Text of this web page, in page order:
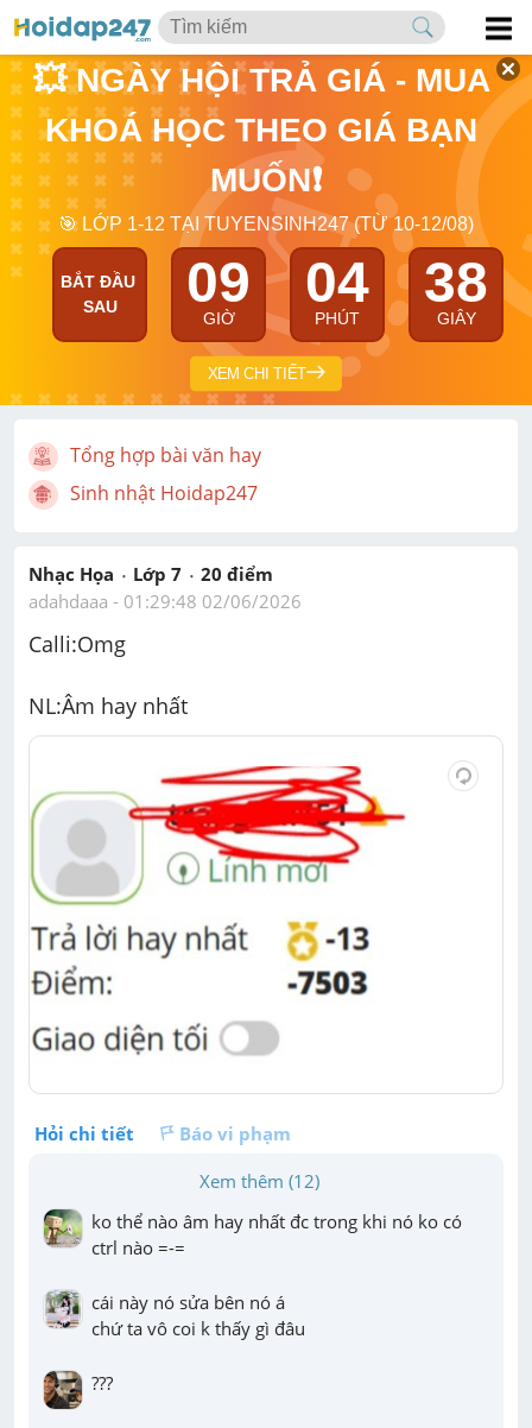
💥 NGÀY HỘI TRẢ GIÁ - MUA
KHOÁ HỌC THEO GIÁ BẠN
MUỐN❗
🎯 LỚP 1-12 TẠI TUYENSINH247 (TỪ 10-12/08)
BẮT ĐẦU
SAU
09
GIỜ
04
PHÚT
38
GIÂY
XEM CHI TIẾT
Tổng hợp bài văn hay
Sinh nhật Hoidap247
Nhạc Họa Lớp 7 20 điểm
adahdaaa - 01:29:48 02/06/2026
Calli:Omg
NL:Âm hay nhất
Hỏi chi tiết
Báo vi phạm
Xem thêm (12)
ko thể nào âm hay nhất đc trong khi nó ko có
ctrl nào =-=
cái này nó sửa bên nó á
chứ ta vô coi k thấy gì đâu
???